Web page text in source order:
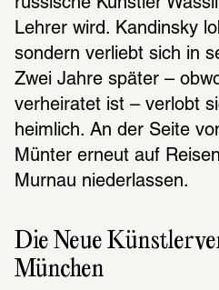
russische Künstler
Lehrer wird. Kandinsky
sondern verliebt sich in
Zwei Jahre später –
verheiratet ist – verlobt
heimlich. An der Seite
Münter erneut auf
Murnau niederlassen.
Die Neue
München